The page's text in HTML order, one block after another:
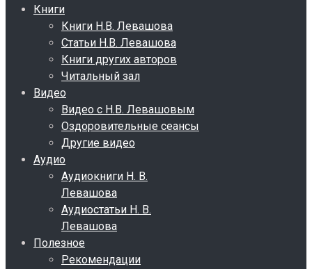
Книги
Книги Н.В. Левашова
Статьи Н.В. Левашова
Книги других авторов
Читальный зал
Видео
Видео с Н.В. Левашовым
Оздоровительные сеансы
Другие видео
Аудио
Аудиокниги Н. В.
Левашова
Аудиостатьи Н. В.
Левашова
Полезное
Рекомендации